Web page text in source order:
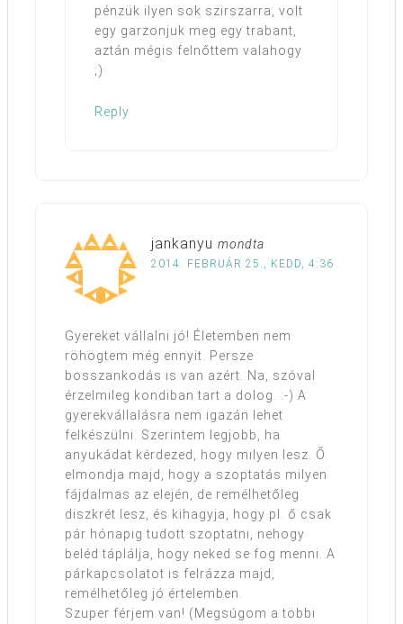
pénzük ilyen sok szirszarra, volt
egy garzonjuk meg egy trabant,
aztán mégis felnőttem valahogy
;)
Reply
jankanyu mondta
2014. FEBRUÁR 25., KEDD, 4:36
Gyereket vállalni jó! Életemben nem
röhögtem még ennyit. Persze
bosszankodás is van azért. Na, szóval
érzelmileg kondiban tart a dolog. :-) A
gyerekvállalásra nem igazán lehet
felkészülni. Szerintem legjobb, ha
anyukádat kérdezed, hogy milyen lesz. Ő
elmondja majd, hogy a szoptatás milyen
fájdalmas az elején, de remélhetőleg
diszkrét lesz, és kihagyja, hogy pl. ő csak
pár hónapig tudott szoptatni, nehogy
beléd táplálja, hogy neked se fog menni. A
párkapcsolatot is felrázza majd,
remélhetőleg jó értelemben.
Szuper férjem van! (Megsúgom a többi